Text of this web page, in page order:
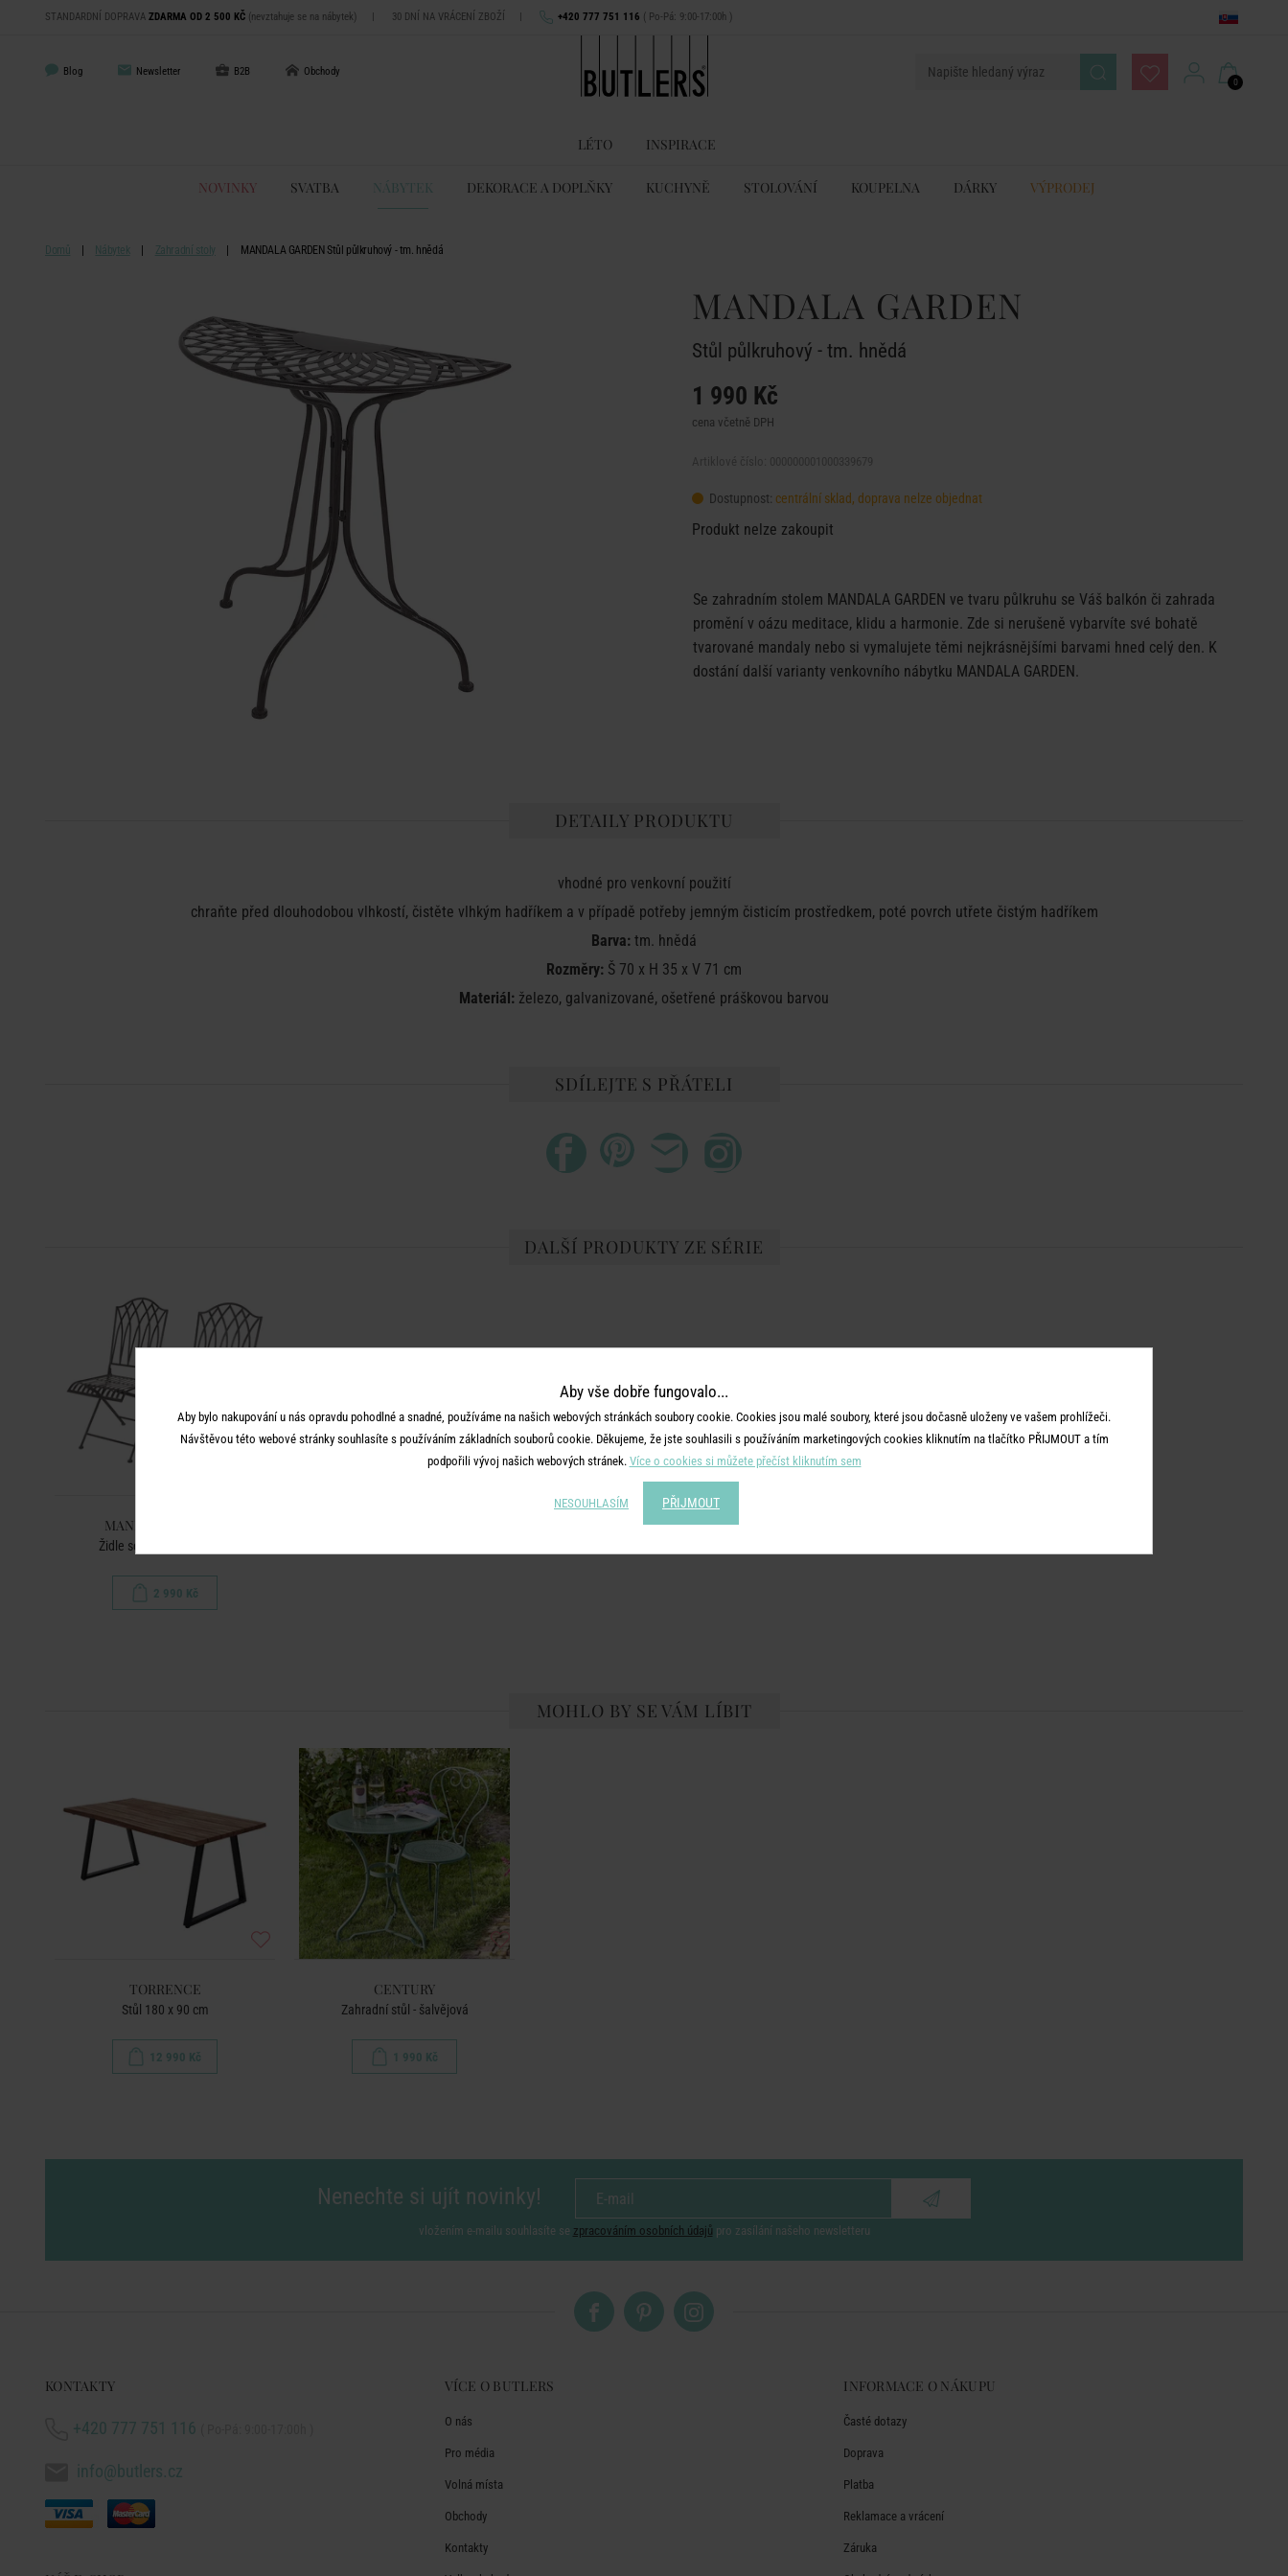
STANDARDNÍ DOPRAVA ZDARMA OD 2 500 KČ (nevztahuje se na nábytek) | 30 DNÍ NA VRÁCENÍ ZBOŽÍ | +420 777 751 116 ( Po-Pá: 9:00-17:00h )
Blog Newsletter B2B Obchody
0
LÉTO INSPIRACE
NOVINKY SVATBA NÁBYTEK DEKORACE A DOPLŇKY KUCHYNĚ STOLOVÁNÍ KOUPELNA DÁRKY VÝPRODEJ
Domů Nábytek Zahradní stoly MANDALA GARDEN Stůl půlkruhový - tm. hnědá
MANDALA GARDEN
Stůl půlkruhový - tm. hnědá
1 990 Kč
cena včetně DPH
Dostupnost: centrální sklad, doprava nelze objednat
Produkt nelze zakoupit
Se zahradním stolem MANDALA GARDEN ve tvaru půlkruhu se Váš balkón či zahrada
promění v oázu meditace, klidu a harmonie. Zde si nerušeně vybarvíte své bohatě
tvarované mandaly nebo si vymalujete těmi nejkrásnějšími barvami hned celý den. K
dostání další varianty venkovního nábytku MANDALA GARDEN.
DETAILY PRODUKTU
vhodné pro venkovní použití
chraňte před dlouhodobou vlhkostí, čistěte vlhkým hadříkem a v případě potřeby jemným čisticím prostředkem, poté povrch utřete čistým hadříkem
Barva: tm. hnědá
Rozměry: Š 70 x H 35 x V 71 cm
Materiál: železo, galvanizované, ošetřené práškovou barvou
SDÍLEJTE S PŘÁTELI
DALŠÍ PRODUKTY ZE SÉRIE
MANDALA GARDEN
Židle set 2 ks - tm. hnědá
2 990 Kč
MOHLO BY SE VÁM LÍBIT
TORRENCE
Stůl 180 x 90 cm
12 990 Kč
CENTURY
Zahradní stůl - šalvějová
1 990 Kč
Nenechte si ujít novinky!
vložením e-mailu souhlasíte se zpracováním osobních údajů pro zasílání našeho newsletteru
KONTAKTY
+420 777 751 116
info@butlers.cz
VÍCE O BUTLERS
O nás
Pro média
Volná místa
Obchody
Kontakty
INFORMACE O NÁKUPU
Časté dotazy
Doprava
Platba
Reklamace a vrácení
Záruka
Aby vše dobře fungovalo...
Aby bylo nakupování u nás opravdu pohodlné a snadné, používáme na našich webových stránkách soubory cookie. Cookies jsou malé soubory, které jsou dočasně uloženy ve vašem prohlížeči.
Návštěvou této webové stránky souhlasíte s používáním základních souborů cookie. Děkujeme, že jste souhlasili s používáním marketingových cookies kliknutím na tlačítko PŘIJMOUT a tím
podpořili vývoj našich webových stránek. Více o cookies si můžete přečíst kliknutím sem
NESOUHLASÍM PŘIJMOUT